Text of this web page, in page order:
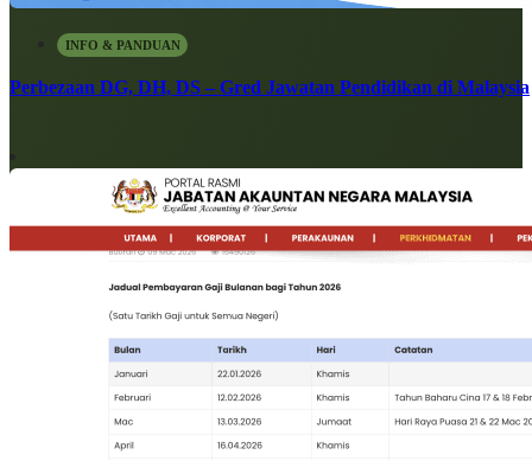
INFO & PANDUAN
Perbezaan DG, DH, DS – Gred Jawatan Pendidikan di Malaysia